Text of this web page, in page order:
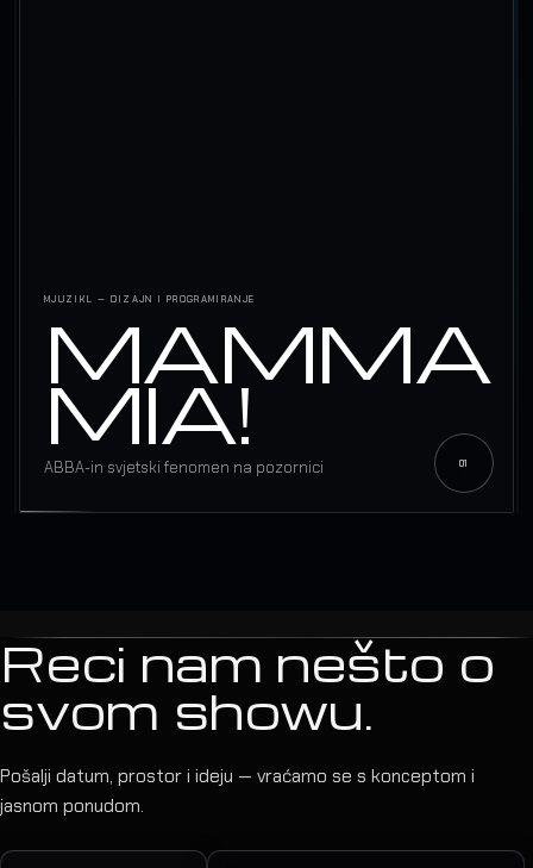
MJUZIKL — DIZAJN I PROGRAMIRANJE
MAMMA
MIA!
ABBA-in svjetski fenomen na pozornici
Reci nam nešto o
svom showu.
Pošalji datum, prostor i ideju — vraćamo se s konceptom i
jasnom ponudom.